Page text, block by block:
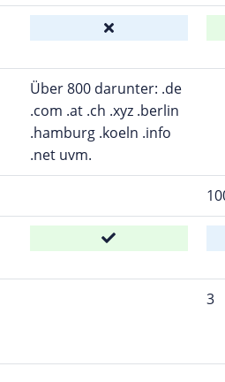
Über 800 darunter: .de
.com .at .ch .xyz .berlin
.hamburg .koeln .info
.net uvm.
3